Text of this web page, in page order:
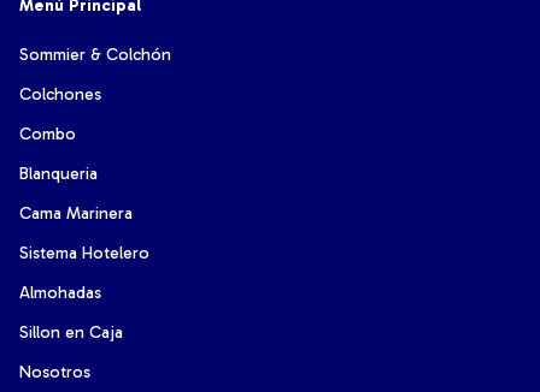
Menú Principal
Sommier & Colchón
Colchones
Combo
Blanqueria
Cama Marinera
Sistema Hotelero
Almohadas
Sillon en Caja
Nosotros